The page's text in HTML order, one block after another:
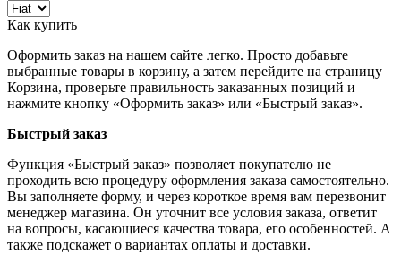
Как купить
Оформить заказ на нашем сайте легко. Просто добавьте
выбранные товары в корзину, а затем перейдите на страницу
Корзина, проверьте правильность заказанных позиций и
нажмите кнопку «Оформить заказ» или «Быстрый заказ».
Быстрый заказ
Функция «Быстрый заказ» позволяет покупателю не
проходить всю процедуру оформления заказа самостоятельно.
Вы заполняете форму, и через короткое время вам перезвонит
менеджер магазина. Он уточнит все условия заказа, ответит
на вопросы, касающиеся качества товара, его особенностей. А
также подскажет о вариантах оплаты и доставки.